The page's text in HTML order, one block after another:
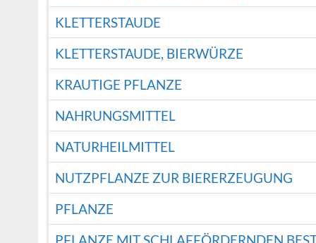
KLETTERSTAUDE
KLETTERSTAUDE, BIERWÜRZE
KRAUTIGE PFLANZE
NAHRUNGSMITTEL
NATURHEILMITTEL
NUTZPFLANZE ZUR BIERERZEUGUNG
PFLANZE
PFLANZE MIT SCHLAFFÖRDERNDEN